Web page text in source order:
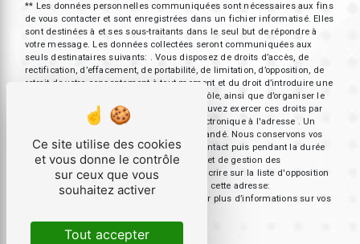
** Les données personnelles communiquées sont nécessaires aux fins
de vous contacter et sont enregistrées dans un fichier informatisé. Elles
sont destinées à et ses sous-traitants dans le seul but de répondre à
votre message. Les données collectées seront communiquées aux
seuls destinataires suivants: . Vous disposez de droits d’accès, de
rectification, d’effacement, de portabilité, de limitation, d’opposition, de
retrait de votre consentement à tout moment et du droit d’introduire une
réclamation auprès d’une autorité de contrôle, ainsi que d’organiser le
sort de vos données post-mortem. Vous pouvez exercer ces droits par
voie postale à l'adresse ou par courrier électronique à l'adresse . Un
justificatif d'identité pourra vous être demandé. Nous conservons vos
données pendant la période de prise de contact puis pendant la durée
de prescription légale aux fins probatoires et de gestion des
contentieux. Vous avez le droit de vous inscrire sur la liste d'opposition
au démarchage téléphonique, disponible à cette adresse:
. Consultez le site cnil.fr pour plus d’informations sur vos
Ce site utilise des cookies
et vous donne le contrôle
sur ceux que vous
souhaitez activer
Tout accepter